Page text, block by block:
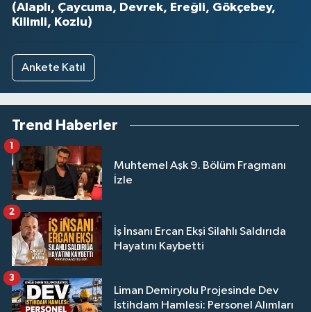
(Alaplı, Çaycuma, Devrek, Ereğli, Gökçebey,
Kilimli, Kozlu)
Ankete Katıl
Trend Haberler
Muhtemel Aşk 9. Bölüm Fragmanı
İzle
1
İş İnsanı Ercan Ekşi Silahlı Saldırıda
Hayatını Kaybetti
2
Liman Demiryolu Projesinde Dev
İstihdam Hamlesi: Personel Alımları
3